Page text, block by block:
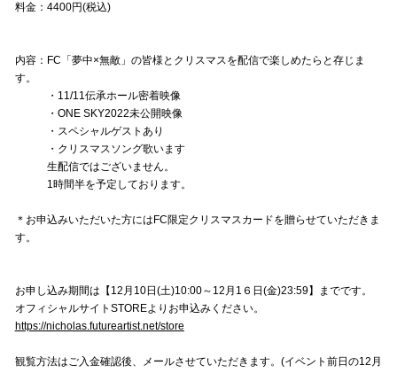
料金：4400円(税込)
内容：FC「夢中×無敵」の皆様とクリスマスを配信で楽しめたらと存じま
す。
・11/11伝承ホール密着映像
・ONE SKY2022未公開映像
・スペシャルゲストあり
・クリスマスソング歌います
生配信ではございません。
1時間半を予定しております。
＊お申込みいただいた方にはFC限定クリスマスカードを贈らせていただきま
す。
お申し込み期間は【12月10日(土)10:00～12月1６日(金)23:59】までです。
オフィシャルサイトSTOREよりお申込みください。
https://nicholas.futureartist.net/store
観覧方法はご入金確認後、メールさせていただきます。(イベント前日の12月